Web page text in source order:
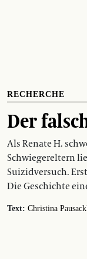
RECHERCHE
Der
Als Renate H.
Schwiegereltern
Suizidversuch.
Die Geschichte
Text: Christina